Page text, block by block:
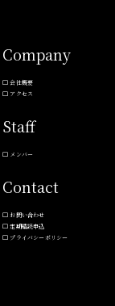
Company
会社概要
アクセス
Staff
メンバー
Contact
お問い合わせ
定期購読申込
プライバシーポリシー